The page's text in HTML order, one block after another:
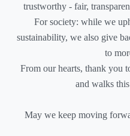
trustworthy - fair,
For society: while we
sustainability, we also give
to
From our hearts, thank you
and walks
May we keep moving